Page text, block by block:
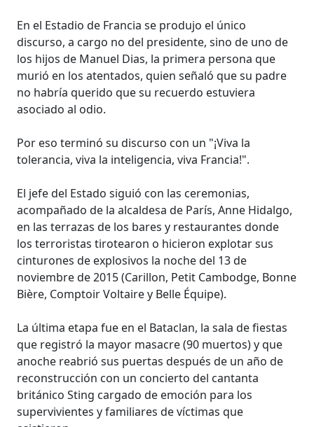
En el Estadio de Francia se produjo el único
discurso, a cargo no del presidente, sino de uno de
los hijos de Manuel Dias, la primera persona que
murió en los atentados, quien señaló que su padre
no habría querido que su recuerdo estuviera
asociado al odio.
Por eso terminó su discurso con un "¡Viva la
tolerancia, viva la inteligencia, viva Francia!".
El jefe del Estado siguió con las ceremonias,
acompañado de la alcaldesa de París, Anne Hidalgo,
en las terrazas de los bares y restaurantes donde
los terroristas tirotearon o hicieron explotar sus
cinturones de explosivos la noche del 13 de
noviembre de 2015 (Carillon, Petit Cambodge, Bonne
Bière, Comptoir Voltaire y Belle Équipe).
La última etapa fue en el Bataclan, la sala de fiestas
que registró la mayor masacre (90 muertos) y que
anoche reabrió sus puertas después de un año de
reconstrucción con un concierto del cantanta
británico Sting cargado de emoción para los
supervivientes y familiares de víctimas que